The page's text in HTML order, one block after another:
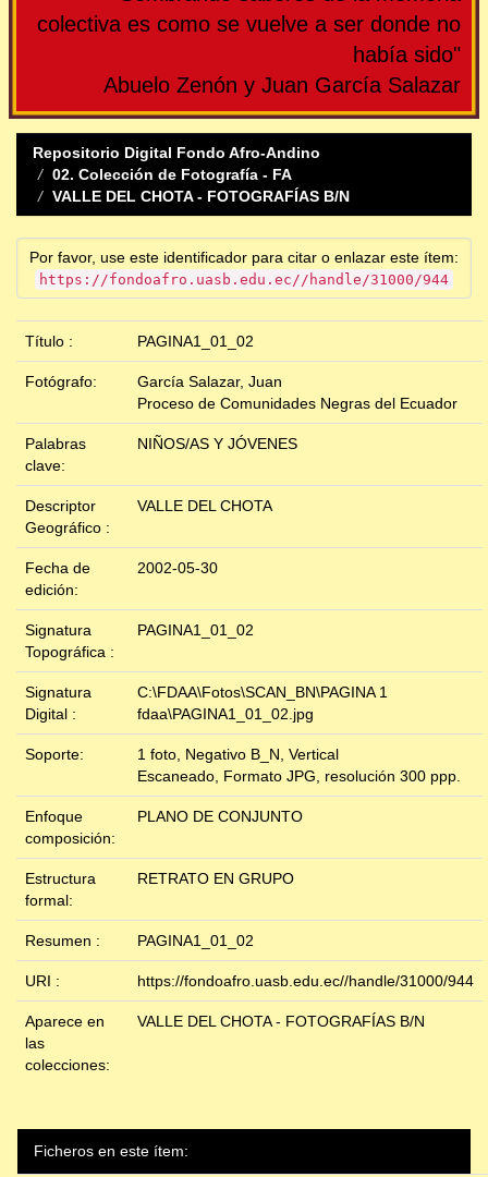
colectiva es como se vuelve a ser donde no
había sido"
Abuelo Zenón y Juan García Salazar
Repositorio Digital Fondo Afro-Andino
02. Colección de Fotografía - FA
VALLE DEL CHOTA - FOTOGRAFÍAS B/N
Por favor, use este identificador para citar o enlazar este ítem:
https://fondoafro.uasb.edu.ec//handle/31000/944
Título : PAGINA1_01_02
Fotógrafo:
García Salazar, Juan
Proceso de Comunidades Negras del Ecuador
Palabras
clave:
NIÑOS/AS Y JÓVENES
Descriptor
Geográfico :
VALLE DEL CHOTA
Fecha de
edición:
2002-05-30
Signatura
Topográfica :
PAGINA1_01_02
Signatura
Digital :
C:\FDAA\Fotos\SCAN_BN\PAGINA 1
fdaa\PAGINA1_01_02.jpg
Soporte:
1 foto, Negativo B_N, Vertical
Escaneado, Formato JPG, resolución 300 ppp.
Enfoque
composición:
PLANO DE CONJUNTO
Estructura
formal:
RETRATO EN GRUPO
Resumen : PAGINA1_01_02
URI : https://fondoafro.uasb.edu.ec//handle/31000/944
Aparece en
las
colecciones:
VALLE DEL CHOTA - FOTOGRAFÍAS B/N
Ficheros en este ítem: